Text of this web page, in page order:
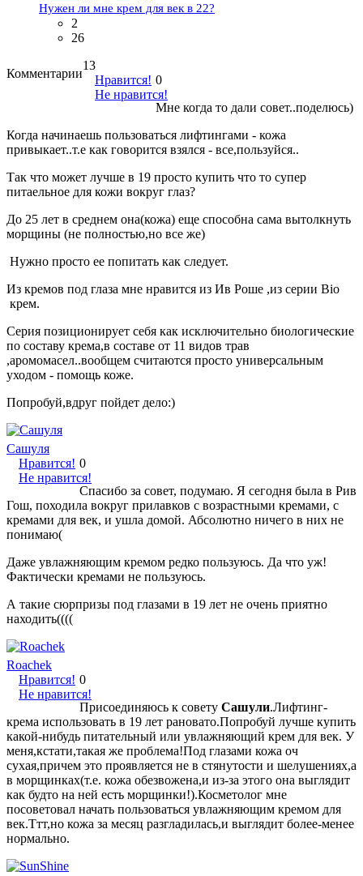
Нужен ли мне крем для век в 22?
2
26
Комментарии
13
Нравится!
Не нравится!
0
Мне когда то дали совет..поделюсь)
Когда начинаешь пользоваться лифтингами - кожа
привыкает..т.е как говорится взялся - все,пользуйся..
Так что может лучше в 19 просто купить что то супер
питаельное для кожи вокруг глаз?
До 25 лет в среднем она(кожа) еще способна сама вытолкнуть
морщины (не полностью,но все же)
Нужно просто ее попитать как следует.
Из кремов под глаза мне нравится из Ив Роше ,из серии Bio
крем.
Серия позиционирует себя как исключительно биологические
по составу крема,в составе от 11 видов трав
,аромомасел..вообщем считаются просто универсальным
уходом - помощь коже.
Попробуй,вдруг пойдет дело:)
Сашyля
Нравится!
Не нравится!
0
Спасибо за совет, подумаю. Я сегодня была в Рив
Гош, походила вокруг прилавков с возрастными кремами, с
кремами для век, и ушла домой. Абсолютно ничего в них не
понимаю(
Даже увлажняющим кремом редко пользуюсь. Да что уж!
Фактически кремами не пользуюсь.
А такие сюрпризы под глазами в 19 лет не очень приятно
находить((((
Roachek
Нравится!
Не нравится!
0
Присоединяюсь к совету Сашули.Лифтинг-
крема использовать в 19 лет рановато.Попробуй лучше купить
какой-нибудь питательный или увлажняющий крем для век. У
меня,кстати,такая же проблема!Под глазами кожа оч
сухая,причем это проявляется не в стянутости и шелушениях,а
в морщинках(т.е. кожа обезвожена,и из-за этого она выглядит
как будто на ней есть морщинки!).Косметолог мне
посоветовал начать пользоваться увлажняющим кремом для
век.Ттт,но кожа за месяц разгладилась,и выглядит более-менее
нормально.